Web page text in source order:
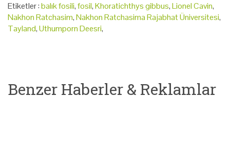
Etiketler :balık fosili,fosil,Khoratichthys gibbus,Lionel Cavin,
Nakhon Ratchasim,Nakhon Ratchasima Rajabhat Üniversitesi,
Tayland,Uthumporn Deesri,
Benzer Haberler & Reklamlar